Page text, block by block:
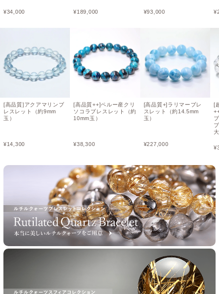
¥34,000
[高品質]アクアマリンブ
レスレット（約9mm
玉）
¥14,300
¥189,000
[高品質++]ペルー産クリ
ソコラブレスレット（約
10mm玉）
¥38,300
¥93,000
[高品質+]ラリマーブレ
スレット（約14.5mm
玉）
¥227,000
¥
[
¥